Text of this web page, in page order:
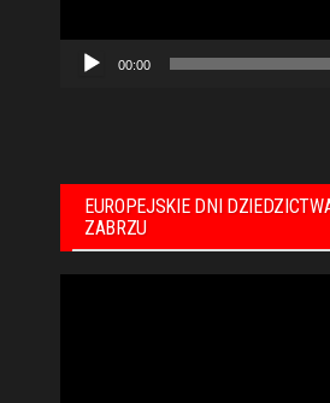
00:00
EUROPEJSKIE DNI
ZABRZU